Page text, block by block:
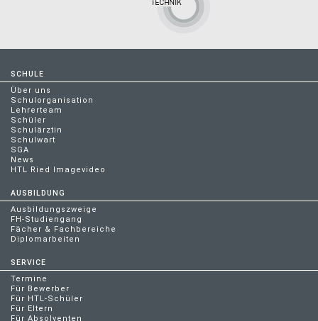
SCHULE
Über uns
Schulorganisation
Lehrerteam
Schüler
Schulärztin
Schulwart
SGA
News
HTL Ried Imagevideo
AUSBILDUNG
Ausbildungszweige
FH-Studiengang
Fächer & Fachbereiche
Diplomarbeiten
SERVICE
Termine
Für Bewerber
Für HTL-Schüler
Für Eltern
Für Absolventen